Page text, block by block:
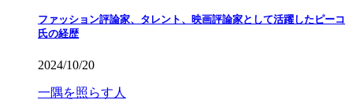
ファッション評論家、タレント、映画評論家として活躍したピーコ
氏の経歴
2024/10/20
一隅を照らす人